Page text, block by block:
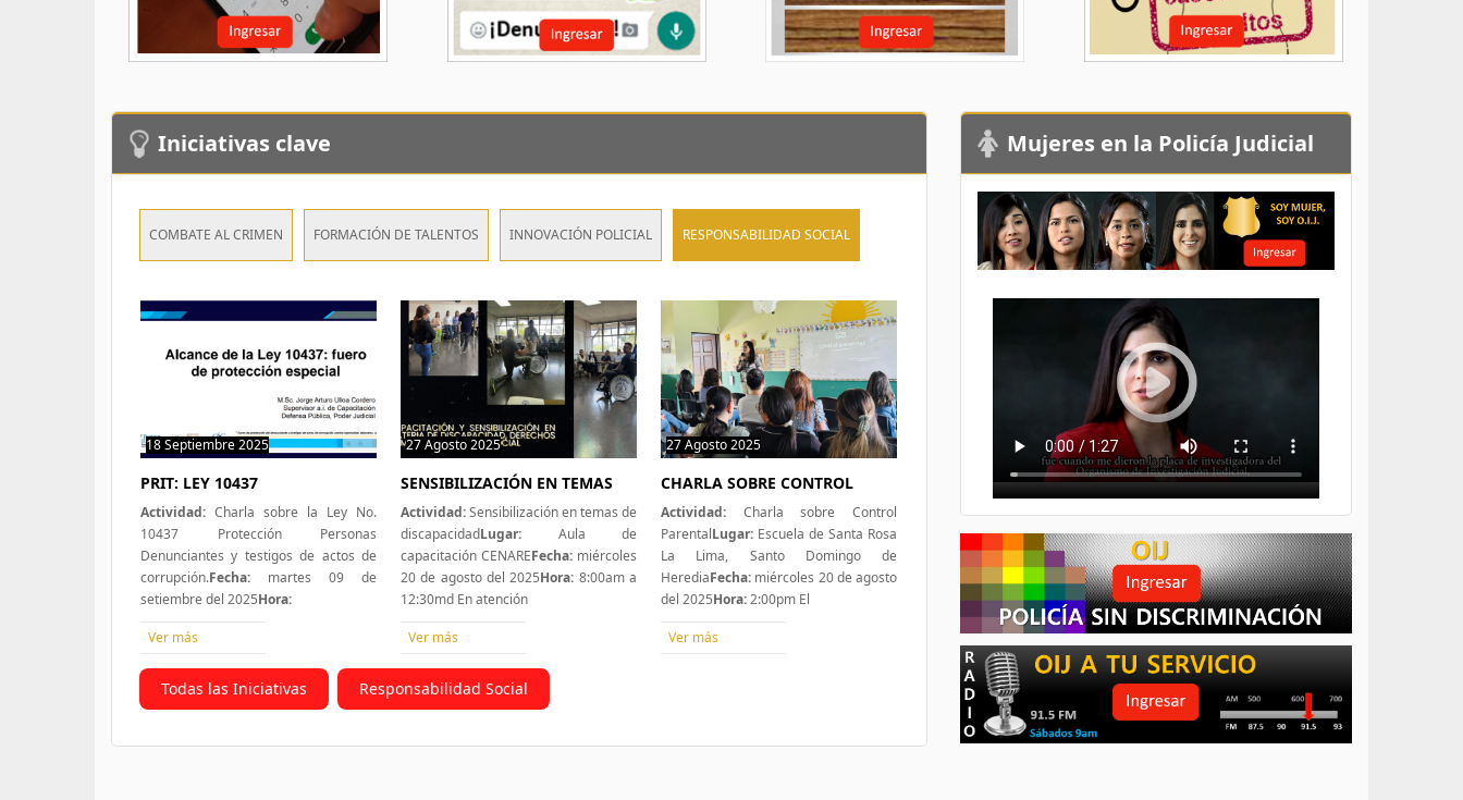
Iniciativas clave
Todas las Iniciativas Responsabilidad Social
COMBATE AL CRIMEN FORMACIÓN DE TALENTOS INNOVACIÓN POLICIAL RESPONSABILIDAD SOCIAL
18 Septiembre 2025 0 hit
PRIT: LEY 10437
Actividad: Charla sobre la Ley No.
10437 Protección Personas
Denunciantes y testigos de actos de
corrupción.Fecha: martes 09 de
setiembre del 2025Hora:
Ver más
27 Agosto 2025 0 hit
SENSIBILIZACIÓN EN TEMAS
Actividad:Sensibilización en temas de
discapacidadLugar: Aula de
capacitación CENAREFecha: miércoles
20 de agosto del 2025Hora: 8:00am a
12:30md En atención
Ver más
27 Agosto 2025 0 hit
CHARLA SOBRE CONTROL
Actividad: Charla sobre Control
ParentalLugar: Escuela de Santa Rosa
La Lima, Santo Domingo de
HerediaFecha: miércoles 20 de agosto
del 2025Hora:2:00pm El
Ver más
Mujeres en la Policía Judicial